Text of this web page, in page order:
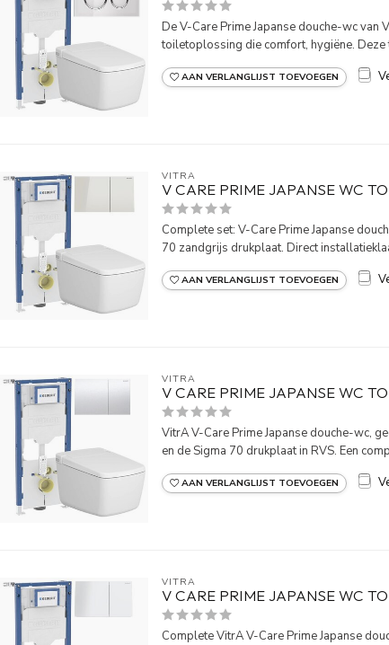
De V-Care Prime Japanse douche-wc van
toiletoplossing die comfort, hygiëne. Deze
AAN VERLANGLIJST TOEVOEGEN
VITRA
V CARE PRIME JAPANSE WC
Complete set: V-Care Prime Japanse
70 zandgrijs drukplaat. Direct
AAN VERLANGLIJST TOEVOEGEN
VITRA
V CARE PRIME JAPANSE WC
VitrA V-Care Prime Japanse douche-wc,
en de Sigma 70 drukplaat in RVS. Een
AAN VERLANGLIJST TOEVOEGEN
VITRA
V CARE PRIME JAPANSE WC
Complete VitrA V-Care Prime Japanse